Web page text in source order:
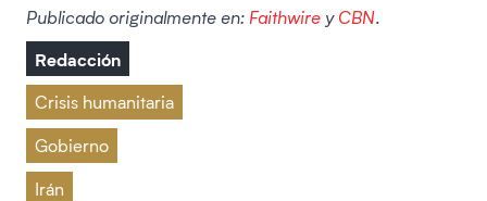
Publicado originalmente en: Faithwire yCBN.
Redacción
Crisis humanitaria
Gobierno
Irán